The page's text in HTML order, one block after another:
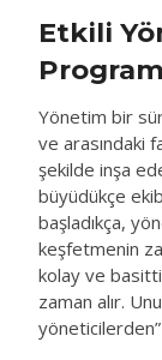
Etkili
Yönetim bir
ve arasındaki
şekilde inşa
büyüdükçe
başladıkça,
keşfetmenin
kolay ve
zaman alır.
yöneticilerden”